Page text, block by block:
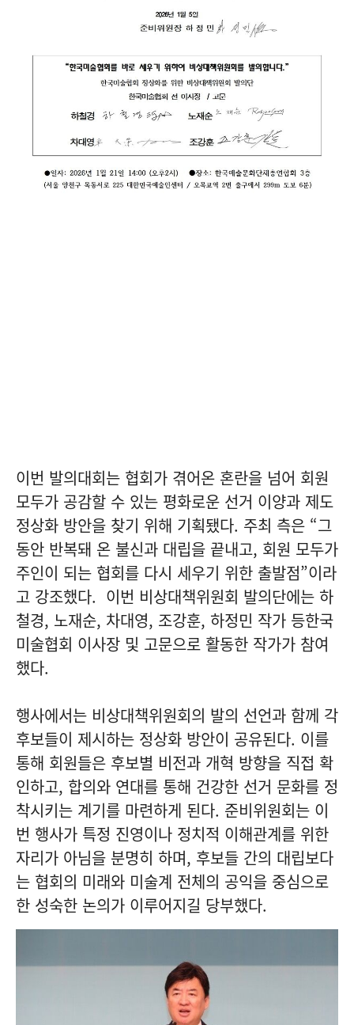
이번 발의대회는 협회가 겪어온 혼란을 넘어 회원
모두가 공감할 수 있는 평화로운 선거 이양과 제도
정상화 방안을 찾기 위해 기획됐다. 주최 측은 “그
동안 반복돼 온 불신과 대립을 끝내고, 회원 모두가
주인이 되는 협회를 다시 세우기 위한 출발점”이라
고 강조했다. 이번 비상대책위원회 발의단에는 하
철경, 노재순, 차대영, 조강훈, 하정민 작가 등한국
미술협회 이사장 및 고문으로 활동한 작가가 참여
했다.
행사에서는 비상대책위원회의 발의 선언과 함께 각
후보들이 제시하는 정상화 방안이 공유된다. 이를
통해 회원들은 후보별 비전과 개혁 방향을 직접 확
인하고, 합의와 연대를 통해 건강한 선거 문화를 정
착시키는 계기를 마련하게 된다. 준비위원회는 이
번 행사가 특정 진영이나 정치적 이해관계를 위한
자리가 아님을 분명히 하며, 후보들 간의 대립보다
는 협회의 미래와 미술계 전체의 공익을 중심으로
한 성숙한 논의가 이루어지길 당부했다.